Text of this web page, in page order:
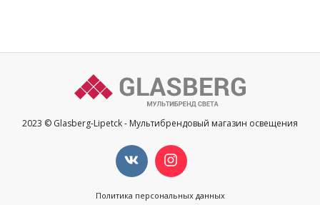
2023 © Glasberg-Lipetck - Мультибрендовый магазин освещения
Политика персональных данных